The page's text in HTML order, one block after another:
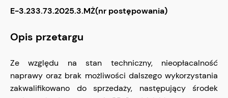
E-3.233.73.2025.3.MŻ(nr postępowania)
Opis przetargu
Ze względu na stan techniczny, nieopłacalność
naprawy oraz brak możliwości dalszego wykorzystania
zakwalifikowano do sprzedaży, następujący środek